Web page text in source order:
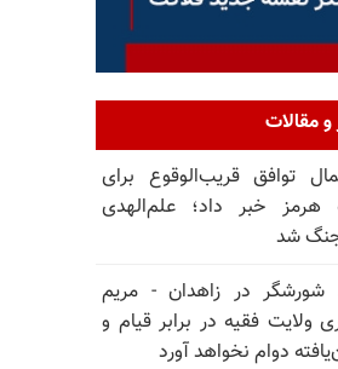
و مقالات
توافق قریب‌الوقوع برای
هرمز خبر داد؛ علم‌الهدی
جنگ شد
شورشگر در زاهدان - مریم
ولایت فقیه در برابر قیام و
دوام نخواهد آورد